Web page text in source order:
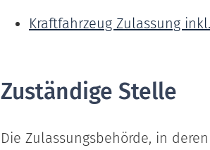
Kraftfahrzeug Zulassung
Zuständige Stelle
Die Zulassungsbehörde, in